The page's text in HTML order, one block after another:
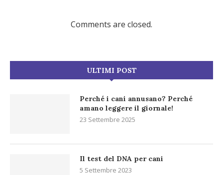
Comments are closed.
ULTIMI POST
Perché i cani annusano? Perché
amano leggere il giornale!
23 Settembre 2025
Il test del DNA per cani
5 Settembre 2023